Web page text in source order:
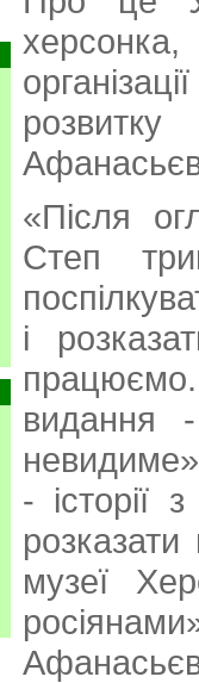
«Після
Степ
і
видання
- історії
музеї